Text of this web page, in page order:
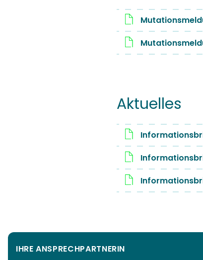
Aktuelles
IHRE ANSPRECHPARTNERIN